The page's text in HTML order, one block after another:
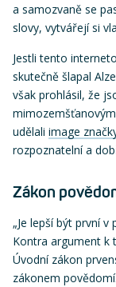
a samozvaně se
slovy, vytvářejí si
Jestli tento
skutečně šlapal
však prohlásil, že
udělali image
rozpoznatelní a
Zákon
„Je lepší být první
Kontra argument k
Úvodní zákon
zákonem